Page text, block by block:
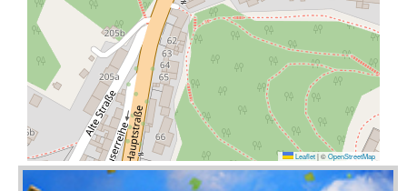
Leaflet|©OpenStreetMap